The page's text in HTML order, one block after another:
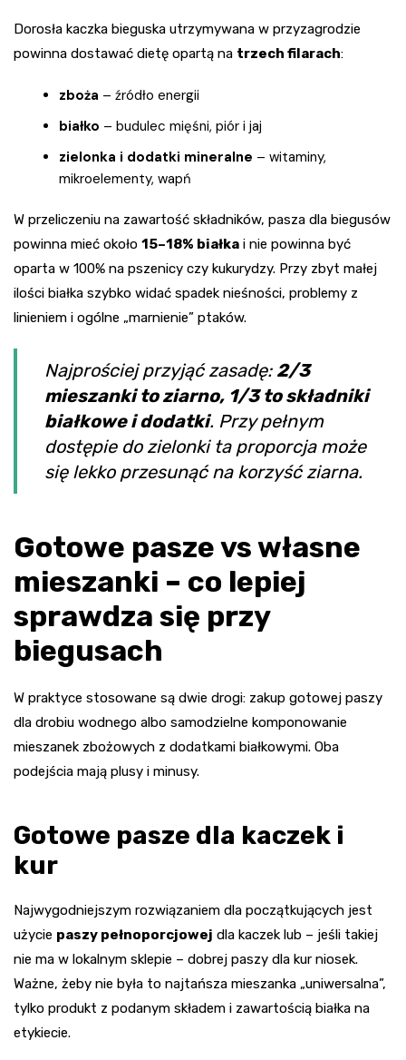
Dorosła kaczka bieguska utrzymywana w przyzagrodzie
powinna dostawać dietę opartą na trzech filarach:
zboża – źródło energii
białko – budulec mięśni, piór i jaj
zielonka i dodatki mineralne – witaminy,
mikroelementy, wapń
W przeliczeniu na zawartość składników, pasza dla biegusów
powinna mieć około 15–18% białka i nie powinna być
oparta w 100% na pszenicy czy kukurydzy. Przy zbyt małej
ilości białka szybko widać spadek nieśności, problemy z
linieniem i ogólne „marnienie” ptaków.
Najprościej przyjąć zasadę: 2/3
mieszanki to ziarno, 1/3 to składniki
białkowe i dodatki. Przy pełnym
dostępie do zielonki ta proporcja może
się lekko przesunąć na korzyść ziarna.
Gotowe pasze vs własne
mieszanki – co lepiej
sprawdza się przy
biegusach
W praktyce stosowane są dwie drogi: zakup gotowej paszy
dla drobiu wodnego albo samodzielne komponowanie
mieszanek zbożowych z dodatkami białkowymi. Oba
podejścia mają plusy i minusy.
Gotowe pasze dla kaczek i
kur
Najwygodniejszym rozwiązaniem dla początkujących jest
użycie paszy pełnoporcjowej dla kaczek lub – jeśli takiej
nie ma w lokalnym sklepie – dobrej paszy dla kur niosek.
Ważne, żeby nie była to najtańsza mieszanka „uniwersalna”,
tylko produkt z podanym składem i zawartością białka na
etykiecie.